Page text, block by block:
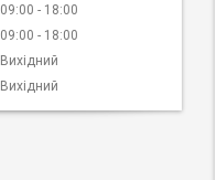
09:00
18:00
09:00
18:00
Вихідний
Вихідний